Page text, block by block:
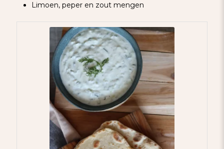
Limoen, peper en zout mengen